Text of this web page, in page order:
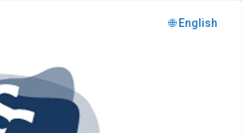
🌐 English